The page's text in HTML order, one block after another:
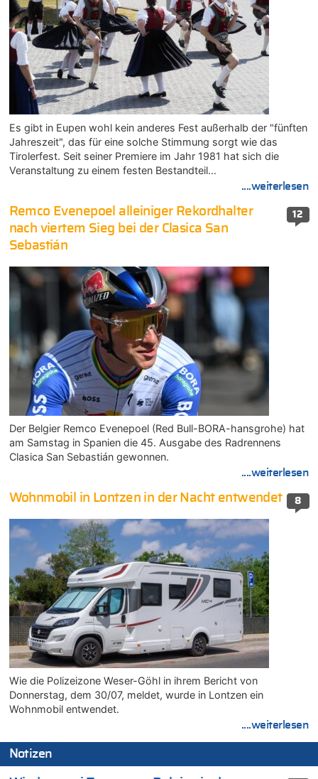
Es gibt in Eupen wohl kein anderes Fest außerhalb der "fünften
Jahreszeit", das für eine solche Stimmung sorgt wie das
Tirolerfest. Seit seiner Premiere im Jahr 1981 hat sich die
Veranstaltung zu einem festen Bestandteil…
....weiterlesen
12
Remco Evenepoel alleiniger Rekordhalter
nach viertem Sieg bei der Clasica San
Sebastián
Der Belgier Remco Evenepoel (Red Bull-BORA-hansgrohe) hat
am Samstag in Spanien die 45. Ausgabe des Radrennens
Clasica San Sebastián gewonnen.
....weiterlesen
8
Wohnmobil in Lontzen in der Nacht entwendet
Wie die Polizeizone Weser-Göhl in ihrem Bericht von
Donnerstag, dem 30/07, meldet, wurde in Lontzen ein
Wohnmobil entwendet.
....weiterlesen
Notizen